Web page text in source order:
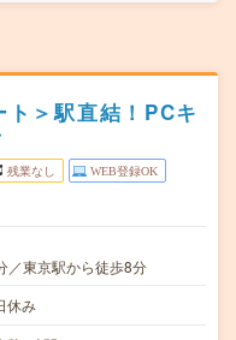
＞駅直結！PCキ
残業なし WEB登録OK
／東京駅から徒歩8分
休み